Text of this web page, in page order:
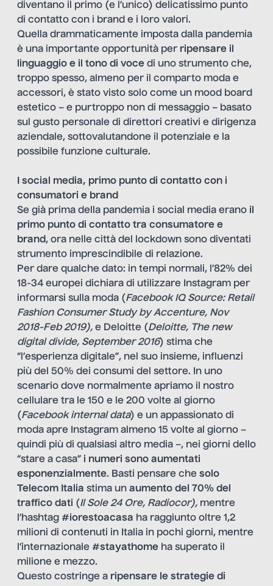
diventano il primo (e l’unico) delicatissimo punto
di contatto con i brand e i loro valori.
Quella drammaticamente imposta dalla pandemia
è una importante opportunità per ripensare il
linguaggio e il tono di voce di uno strumento che,
troppo spesso, almeno per il comparto moda e
accessori, è stato visto solo come un mood board
estetico – e purtroppo non di messaggio – basato
sul gusto personale di direttori creativi e dirigenza
aziendale, sottovalutandone il potenziale e la
possibile funzione culturale.
I social media, primo punto di contatto con i
consumatori e brand
Se già prima della pandemia i social media erano il
primo punto di contatto tra consumatore e
brand, ora nelle città del lockdown sono diventati
strumento imprescindibile di relazione.
Per dare qualche dato: in tempi normali, l’82% dei
18-34 europei dichiara di utilizzare Instagram per
informarsi sulla moda (Facebook IQ Source: Retail
Fashion Consumer Study by Accenture, Nov
2018-Feb 2019), e Deloitte (Deloitte, The new
digital divide, September 2016) stima che
“l’esperienza digitale”, nel suo insieme, influenzi
più del 50% dei consumi del settore. In uno
scenario dove normalmente apriamo il nostro
cellulare tra le 150 e le 200 volte al giorno
(Facebook internal data) e un appassionato di
moda apre Instagram almeno 15 volte al giorno –
quindi più di qualsiasi altro media –, nei giorni dello
“stare a casa” i numeri sono aumentati
esponenzialmente. Basti pensare che solo
Telecom Italia stima un aumento del 70% del
traffico dati (Il Sole 24 Ore, Radiocor), mentre
l’hashtag #iorestoacasa ha raggiunto oltre 1,2
milioni di contenuti in Italia in pochi giorni, mentre
l’internazionale #stayathome ha superato il
milione e mezzo.
Questo costringe a ripensare le strategie di